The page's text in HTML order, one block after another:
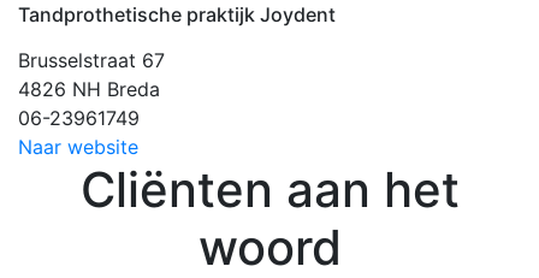
Tandprothetische praktijk Joydent
Brusselstraat 67
4826 NH Breda
06-23961749
Naar website
Cliënten aan het
woord